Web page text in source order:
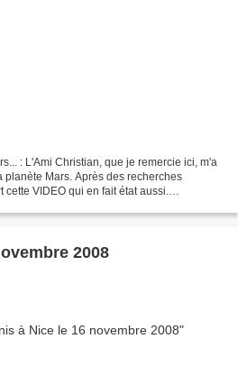
: L'Ami Christian, que je remercie ici, m'a
planète Mars. Après des recherches
VIDEO qui en fait état aussi.
2008